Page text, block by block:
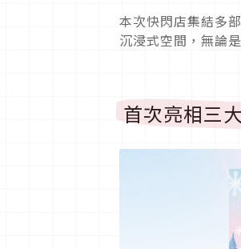
本次快閃店集結多
沉浸式空間，無論
首次亮相三